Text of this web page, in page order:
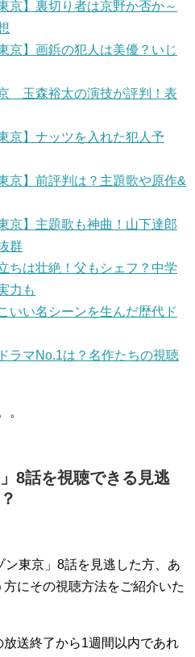
京】裏切り者は京野か否か～
京】画鋲の犯人は美優？いじ
玉森裕太の演技が評判！表
京】ナッツを入れた犯人予
京】前評判は？主題歌や原作&
京】主題歌も神曲！山下達郎
群
ちは壮絶！父もシェフ？中学
力も
い名シーンを生んだ歴代ド
ラマNo.1は？名作たちの視聴
。
8話を視聴できる見逃
東京」8話を見逃した方、あ
にその視聴方法をご紹介いた
放送終了から1週間以内であれ